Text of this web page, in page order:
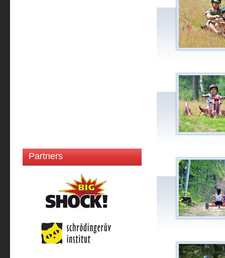
Partners